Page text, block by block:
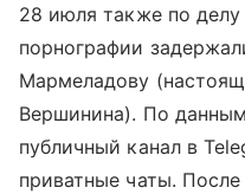
28 июля также по делу
порнографии
Мармеладову
Вершинина). По
публичный канал в
приватные чаты.